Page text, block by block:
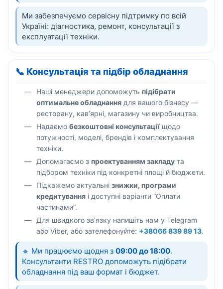
Ми забезпечуємо сервісну підтримку по всій
Україні: діагностика, ремонт, консультації з
експлуатації техніки.
📞 Консультація та підбір обладнання
Наші менеджери допоможуть підібрати
оптимальне обладнання для вашого бізнесу —
ресторану, кав’ярні, магазину чи виробництва.
Надаємо безкоштовні консультаціїщодо
потужності, моделі, брендів і комплектування
техніки.
Допомагаємо з проектуванням закладу та
підбором техніки під конкретні площі й бюджети.
Підкажемо актуальні знижки, програми
кредитування і доступні варіанти “Оплати
частинами”.
Для швидкого зв’язку напишіть нам у Telegram
або Viber, або зателефонуйте: +38066 839 89 13.
🔹 Ми працюємо щодня з 09:00 до 18:00.
Консультанти RESTRO допоможуть підібрати
обладнання під ваш формат і бюджет.